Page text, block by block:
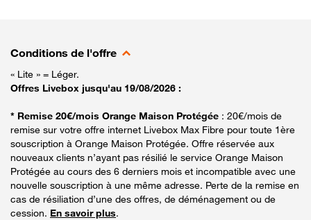
Conditions de l'offre
« Lite » = Léger.
Offres Livebox jusqu'au 19/08/2026 :
* Remise 20€/mois Orange Maison Protégée : 20€/mois de
remise sur votre offre internet Livebox Max Fibre pour toute 1ère
souscription à Orange Maison Protégée. Offre réservée aux
nouveaux clients n’ayant pas résilié le service Orange Maison
Protégée au cours des 6 derniers mois et incompatible avec une
nouvelle souscription à une même adresse. Perte de la remise en
cas de résiliation d’une des offres, de déménagement ou de
cession. En savoir plus.